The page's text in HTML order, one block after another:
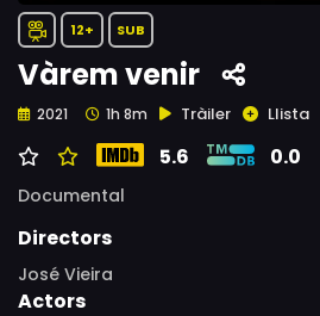
12+ SUB
Vàrem venir
2021 1h 8m Tràiler Llista
5.6 0.0
Documental
Directors
José Vieira
Actors